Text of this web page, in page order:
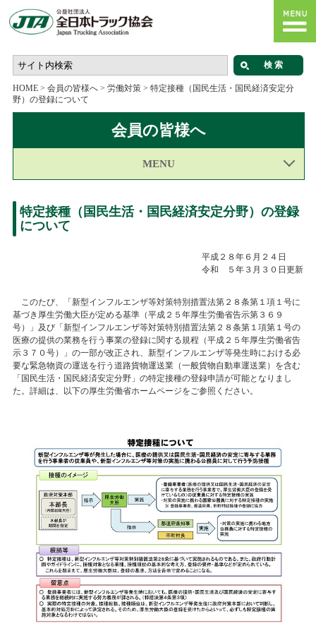
HOME> 会員の皆様へ> 労働対策> 特定接種（国民生活・国民経済安定分
野）の登録について
会員の皆様へ
MENU
特定接種（国民生活・国民経済安定分野）の登録
について
平成２８年６月２４日
令和 ５年３月３０日更新
このたび、「新型インフルエンザ等対策特別措置法第２８条第１項１号に
基づき厚生労働大臣が定める基準（平成２５年厚生労働省告示第３６９
号）」及び「新型インフルエンザ等対策特別措置法第２８条第１項第１号の
医療の提供の業務を行う事業の登録に関する規程（平成２５年厚生労働省告
示３７０号）」の一部が改正され、新型インフルエンザ等発生時における必
要な緊急物資の運送を行う道路貨物運送業（一般貨物自動車運送業）を含む
「国民生活・国民経済安定分野」の特定接種の登録申請が可能となりまし
た。詳細は、以下の厚生労働省ホームページをご参照ください。